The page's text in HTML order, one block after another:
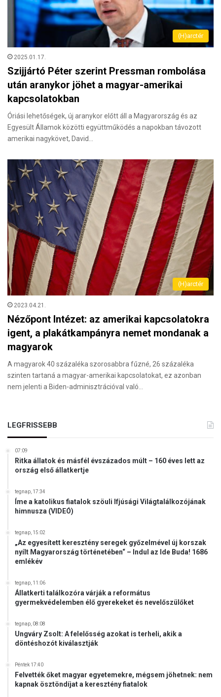
(H)arctér
2025.01.17.
Szijjártó Péter szerint Pressman rombolása
után aranykor jöhet a magyar-amerikai
kapcsolatokban
Óriási lehetőségek, új aranykor előtt áll a Magyarország és az
Egyesült Államok közötti együttműködés a napokban távozott
amerikai nagykövet, David…
(H)arctér
2023.04.21.
Nézőpont Intézet: az amerikai kapcsolatokra
igent, a plakátkampányra nemet mondanak a
magyarok
A magyarok 40 százaléka szorosabbra fűzné, 26 százaléka
szinten tartaná a magyar-amerikai kapcsolatokat, ez azonban
nem jelenti a Biden-adminisztrációval való…
LEGFRISSEBB
07:09
Ritka állatok és másfél évszázados múlt – 160 éves lett az
ország első állatkertje
tegnap, 17:34
Íme a katolikus fiatalok szöuli Ifjúsági Világtalálkozójának
himnusza (VIDEÓ)
tegnap, 15:02
„Az egyesített keresztény seregek győzelmével új korszak
nyílt Magyarország történetében“ – Indul az Ide Buda! 1686
emlékév
tegnap, 11:06
Állatkerti találkozóra várják a református
gyermekvédelemben élő gyerekeket és nevelőszülőket
tegnap, 08:08
Ungváry Zsolt: A felelősség azokat is terheli, akik a
döntéshozót kiválasztják
Péntek 17:40
Felvették őket magyar egyetemekre, mégsem jöhetnek: nem
kapnak ösztöndíjat a keresztény fiatalok